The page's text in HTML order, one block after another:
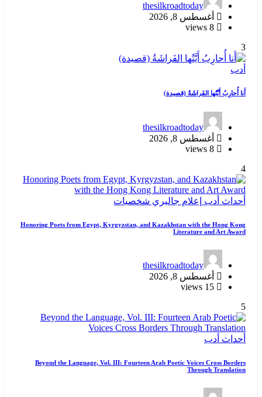
thesilkroadtoday
أغسطس 8, 2026
3
أدب
أَنا أُحارِبُ أَيَّتُها الفَراشَةُ (قصيدة)
thesilkroadtoday
أغسطس 8, 2026
4
أحداث أدب إعلام جاليري شخصيات
Honoring Poets from Egypt, Kyrgyzstan, and Kazakhstan with the Hong Kong
Literature and Art Award
thesilkroadtoday
أغسطس 8, 2026
5
أحداث أدب
Beyond the Language, Vol. III: Fourteen Arab Poetic Voices Cross Borders
Through Translation